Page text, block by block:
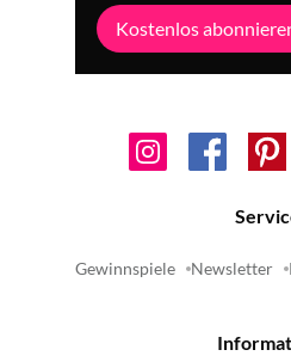
Kostenlos
Gewinnspiele Newsletter